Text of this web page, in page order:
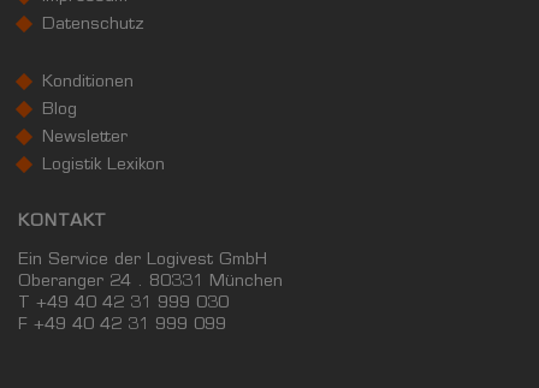
Datenschutz
Konditionen
Blog
Newsletter
Logistik Lexikon
KONTAKT
Ein Service der Logivest GmbH
Oberanger 24 . 80331 München
T +49 40 42 31 999 030
F +49 40 42 31 999 099